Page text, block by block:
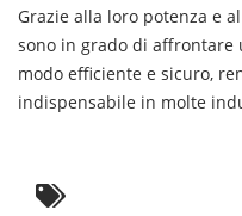
Grazie alla loro potenza e
sono in grado di affrontare
modo efficiente e sicuro,
indispensabile in molte